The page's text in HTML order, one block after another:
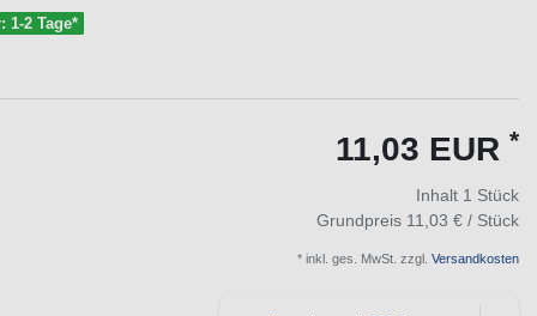
1-2 Tage*
11,03 EUR *
Inhalt 1 Stück
Grundpreis 11,03 € / Stück
* inkl. ges. MwSt. zzgl. Versandkosten